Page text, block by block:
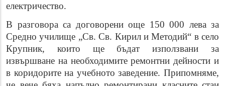
електричество.
В разговора са договорени още 150 000 лева за
Средно училище „Св. Св. Кирил и Методий“ в село
Крупник, които ще бъдат използвани за
извършване на необходимите ремонтни дейности и
в коридорите на учебното заведение. Припомняме,